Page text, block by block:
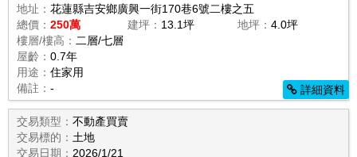
地址： 花蓮縣吉安鄉廣興一街170巷6號二樓之五
總價： 250萬 建坪： 13.1坪 地坪：4.0坪
樓層/樓高： 二層/七層
屋齡： 0.7年
用途： 住家用
備註： - 詳細資料
交易類型： 不動產買賣
交易標的： 土地
交易日期： 2026/1/21